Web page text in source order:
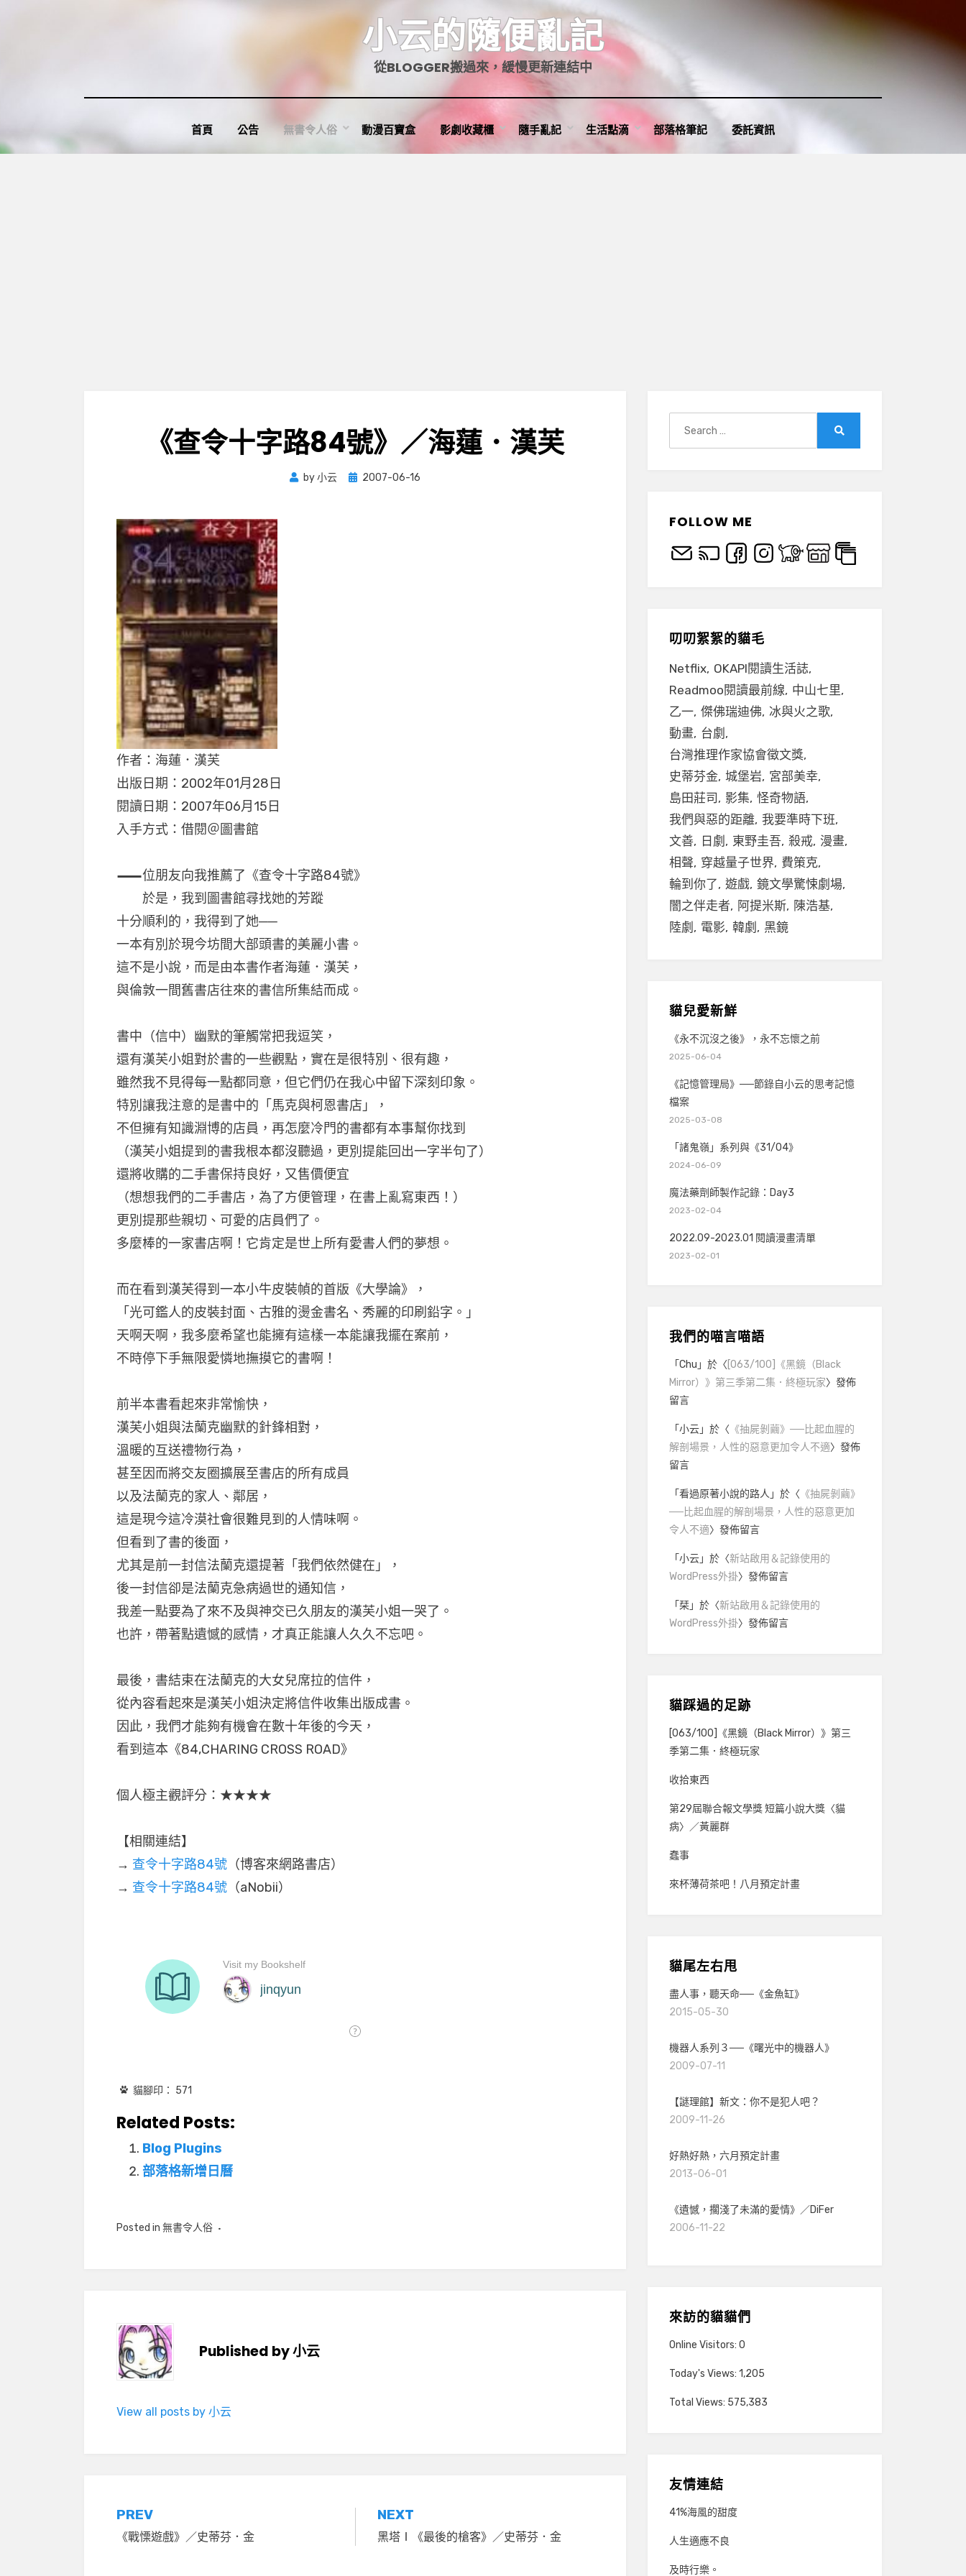
小云的隨便亂記
從BLOGGER搬過來，緩慢更新連結中
首頁 公告 無書令人俗 動漫百寶盒 影劇收藏櫃 隨手亂記 生活點滴 部落格筆記 委託資訊
《查令十字路84號》／海蓮．漢芙
by小云
Posted
2007-06-16
作者：海蓮．漢芙
出版日期：2002年01月28日
閱讀日期：2007年06月15日
入手方式：借閱＠圖書館
一位朋友向我推薦了《查令十字路84號》
於是，我到圖書館尋找她的芳蹤
十分順利的，我得到了她──
一本有別於現今坊間大部頭書的美麗小書。
這不是小說，而是由本書作者海蓮．漢芙，
與倫敦一間舊書店往來的書信所集結而成。
書中（信中）幽默的筆觸常把我逗笑，
還有漢芙小姐對於書的一些觀點，實在是很特別、很有趣，
雖然我不見得每一點都同意，但它們仍在我心中留下深刻印象。
特別讓我注意的是書中的「馬克與柯恩書店」，
不但擁有知識淵博的店員，再怎麼冷門的書都有本事幫你找到
（漢芙小姐提到的書我根本都沒聽過，更別提能回出一字半句了）
還將收購的二手書保持良好，又售價便宜
（想想我們的二手書店，為了方便管理，在書上亂寫東西！）
更別提那些親切、可愛的店員們了。
多麼棒的一家書店啊！它肯定是世上所有愛書人們的夢想。
而在看到漢芙得到一本小牛皮裝幀的首版《大學論》，
「光可鑑人的皮裝封面、古雅的燙金書名、秀麗的印刷鉛字。」
天啊天啊，我多麼希望也能擁有這樣一本能讓我擺在案前，
不時停下手無限愛憐地撫摸它的書啊！
前半本書看起來非常愉快，
漢芙小姐與法蘭克幽默的針鋒相對，
溫暖的互送禮物行為，
甚至因而將交友圈擴展至書店的所有成員
以及法蘭克的家人、鄰居，
這是現今這冷漠社會很難見到的人情味啊。
但看到了書的後面，
尤其是前一封信法蘭克還提著「我們依然健在」，
後一封信卻是法蘭克急病過世的通知信，
我差一點要為了來不及與神交已久朋友的漢芙小姐一哭了。
也許，帶著點遺憾的感情，才真正能讓人久久不忘吧。
最後，書結束在法蘭克的大女兒席拉的信件，
從內容看起來是漢芙小姐決定將信件收集出版成書。
因此，我們才能夠有機會在數十年後的今天，
看到這本《84,CHARING CROSS ROAD》
個人極主觀評分：★★★★
【相關連結】
→ 查令十字路84號 （博客來網路書店）
→ 查令十字路84號 （aNobii）
貓腳印： 571
Related Posts:
Blog Plugins
部落格新增日曆
Posted in 無書令人俗
Published by小云
View all posts by 小云
文
章
PREV
《戰慄遊戲》／史蒂芬．金
NEXT
黑塔Ⅰ《最後的槍客》／史蒂芬．金
FOLLOW ME
叨叨絮絮的貓毛
Netflix OKAPI閱讀生活誌
Readmoo閱讀最前線 中山七里
乙一 傑佛瑞迪佛 冰與火之歌
動畫 台劇
台灣推理作家協會徵文獎
史蒂芬金 城堡岩 宮部美幸
島田莊司
影集 怪奇物語
我們與惡的距離 我要準時下班
文善
日劇 東野圭吾 殺戒 漫畫
相聲 穿越量子世界 費策克
輪到你了 遊戲 鏡文學驚悚劇場
闇之伴走者
阿提米斯
陳浩基
陸劇
電影 韓劇 黑鏡
貓兒愛新鮮
《永不沉沒之後》，永不忘懷之前
2025-06-04
《記憶管理局》──節錄自小云的思考記憶
檔案
2025-03-08
「諸鬼嶺」系列與《31/04》
2024-06-09
魔法藥劑師製作記錄：Day3
2023-02-04
2022.09-2023.01 閱讀漫畫清單
2023-02-01
我們的喵言喵語
「Chu 」於〈 [063/100]《黑鏡（Black
Mirror）》第三季第二集．終極玩家〉發佈
留言
「小云」於〈 《抽屍剝繭》──比起血腥的
解剖場景，人性的惡意更加令人不適〉發佈
留言
「看過原著小說的路人 」於〈 《抽屍剝繭》
──比起血腥的解剖場景，人性的惡意更加
令人不適〉發佈留言
「小云」於〈新站啟用＆記錄使用的
WordPress外掛〉發佈留言
「栞」於〈新站啟用＆記錄使用的
WordPress外掛〉發佈留言
貓踩過的足跡
[063/100]《黑鏡（Black Mirror）》第三
季第二集．終極玩家
收拾東西
第29屆聯合報文學獎 短篇小說大獎〈貓
病〉／黃麗群
蠢事
來杯薄荷茶吧！八月預定計畫
貓尾左右甩
盡人事，聽天命──《金魚缸》
2015-05-30
機器人系列３──《曙光中的機器人》
2009-07-11
【謎理館】新文：你不是犯人吧？
2009-11-26
好熱好熱，六月預定計畫
2013-06-01
《遺憾，擱淺了未滿的愛情》／DiFer
2006-11-22
來訪的貓貓們
Online Visitors: 0
Today's Views: 1,205
Total Views: 575,383
友情連結
41%海風的甜度
人生適應不良
及時行樂。